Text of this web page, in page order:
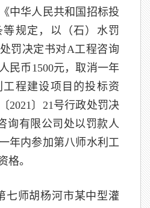
中华人民共和国招标投
规定，以（石）水罚
处罚决定书对A工程咨询
民币1500元，取消一年
程建设项目的投标资
2021〕21号行政处罚决
询有限公司处以罚款人
年内参加第八师水利工
格。
七师胡杨河市某中型灌